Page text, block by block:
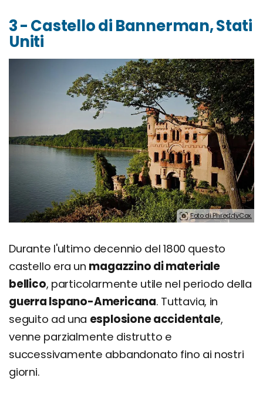
3 - Castello di Bannerman, Stati
Uniti
Foto di PhreddyCox.
Durante l'ultimo decennio del 1800 questo
castello era un magazzino di materiale
bellico, particolarmente utile nel periodo della
guerra Ispano-Americana. Tuttavia, in
seguito ad una esplosione accidentale,
venne parzialmente distrutto e
successivamente abbandonato fino ai nostri
giorni.